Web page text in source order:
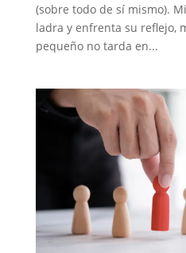
(sobre todo de sí mismo).
ladra y enfrenta su reflejo,
pequeño no tarda en...